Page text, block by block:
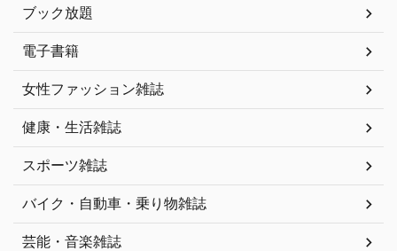
ブック放題
電子書籍
女性ファッション雑誌
健康・生活雑誌
スポーツ雑誌
バイク・自動車・乗り物雑誌
芸能・音楽雑誌